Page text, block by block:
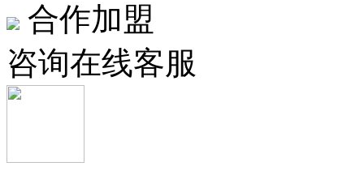
合作加盟
咨询在线客服